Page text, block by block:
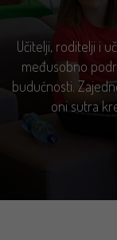
Učitelji, roditelji i
međusobno
budućnosti.
oni sutra